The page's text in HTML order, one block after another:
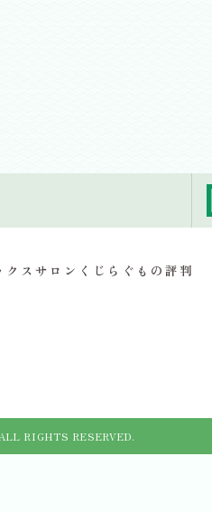
スサロンくじらぐもの評判
RIGHTS RESERVED.